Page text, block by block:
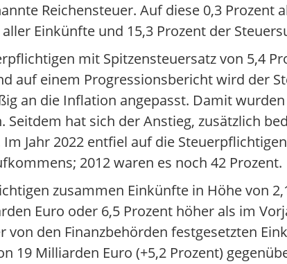
Reichensteuer. Auf diese 0,3 Prozent
Einkünfte und 15,3 Prozent der
mit Spitzensteuersatz von 5,4
auf einem Progressionsbericht wird der
an die Inflation angepasst. Damit
hat sich der Anstieg, zusätzlich
Jahr 2022 entfiel auf die
2012 waren es noch 42 Prozent.
zusammen Einkünfte in Höhe von
Euro oder 6,5 Prozent höher als im
den Finanzbehörden festgesetzten
19 Milliarden Euro (+5,2 Prozent)